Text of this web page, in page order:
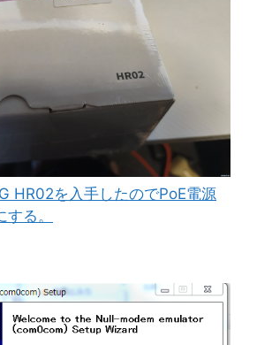
HR02を入手したのでPoE電源
る。